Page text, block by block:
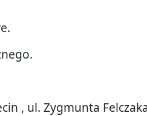
, ul. Zygmunta